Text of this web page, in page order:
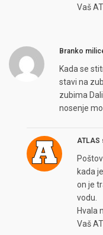
Vaš
Branko
Kada se
stavi na
zubima
nosenje
ATLAS
kada
on je
vodu.
Hvala
Vaš